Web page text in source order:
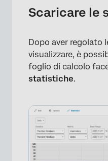
Scaricare le
Dopo aver regolato
visualizzare, è
foglio di calcolo
statistiche.